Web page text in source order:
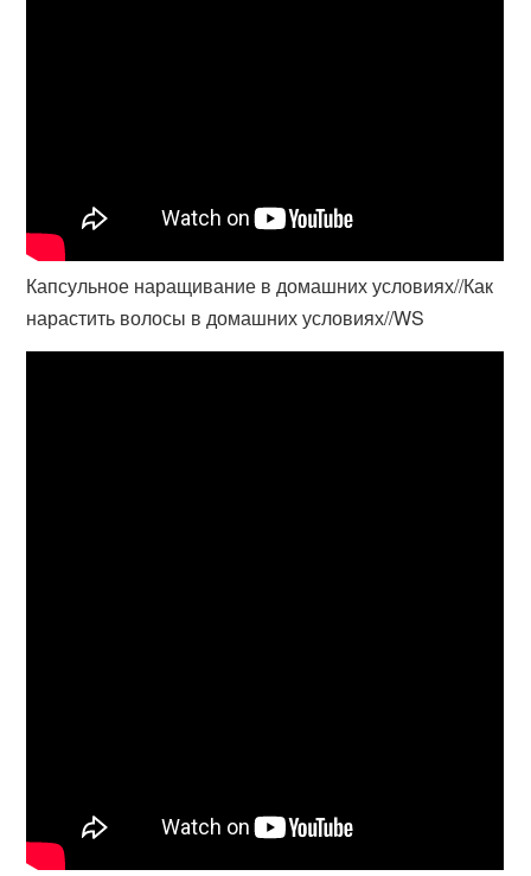
Капсульное наращивание в домашних условиях//Как
нарастить волосы в домашних условиях//WS